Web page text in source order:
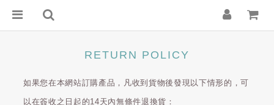
RETURN POLICY
如果您在本網站訂購產品，凡收到貨物後發現以下情形的，可
以在簽收之日起的14天內無條件退換貨：